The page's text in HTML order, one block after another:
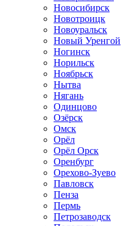
Новосибирск
Новотроицк
Новоуральск
Новый Уренгой
Ногинск
Норильск
Ноябрьск
Нытва
Нягань
Одинцово
Озёрск
Омск
Орёл
Орёл Орск
Оренбург
Орехово-Зуево
Павловск
Пенза
Пермь
Петрозаводск